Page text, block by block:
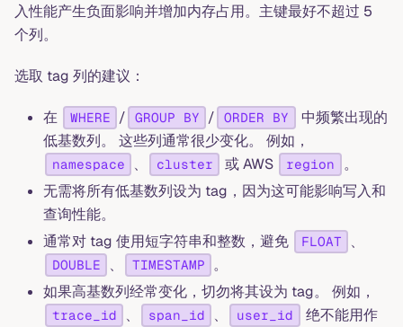
入性能产生负面影响并增加内存占用。主键最好不超过 5
个列。
选取 tag 列的建议：
在 WHERE / GROUP BY / ORDER BY
中频繁出现的
低基数列。 这些列通常很少变化。 例如，
namespace 、 cluster 或 AWS region
。
无需将所有低基数列设为 tag，因为这可能影响写入和
查询性能。
通常对 tag 使用短字符串和整数，避免
FLOAT 、
DOUBLE 、 TIMESTAMP
。
如果高基数列经常变化，切勿将其设为 tag。 例如，
trace_id 、 span_id 、 user_id
绝不能用作